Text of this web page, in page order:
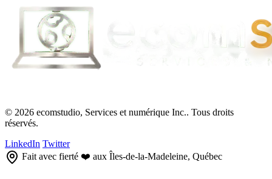
© 2026 ecomstudio, Services et numérique Inc.. Tous droits
réservés.
LinkedIn Twitter
Fait avec fierté ❤️ aux Îles-de-la-Madeleine, Québec